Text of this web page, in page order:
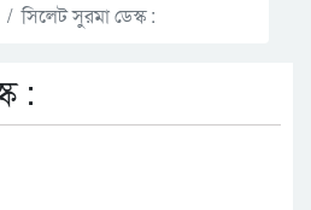
সিলেট সুরমা ডেস্ক :
: